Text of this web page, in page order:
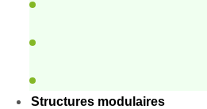
Structures modulaires